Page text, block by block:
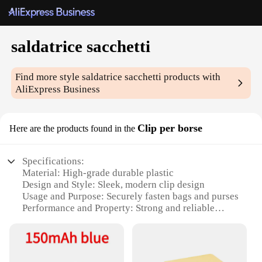
saldatrice sacchetti
Find more stylesaldatrice sacchetti products with
AliExpress Business
Here are the products found in the Clip per borse
Specifications:
Material: High-grade durable plastic
Design and Style: Sleek, modern clip design
Usage and Purpose: Securely fasten bags and purses
Performance and Property: Strong and reliable
Quantity: Available in sets for wholesale and retail
Type and Category: Accessories for bags and purses